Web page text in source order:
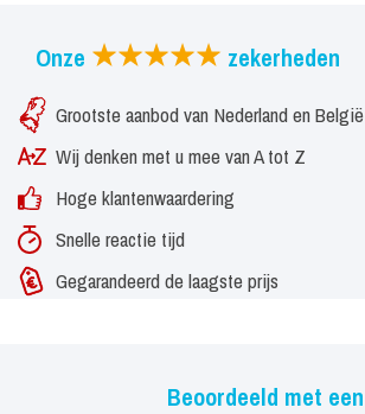
Onze zekerheden
Grootste aanbod van Nederland en België
Wij denken met u mee van A tot Z
Hoge klantenwaardering
Snelle reactie tijd
Gegarandeerd de laagste prijs
Beoordeeld met een